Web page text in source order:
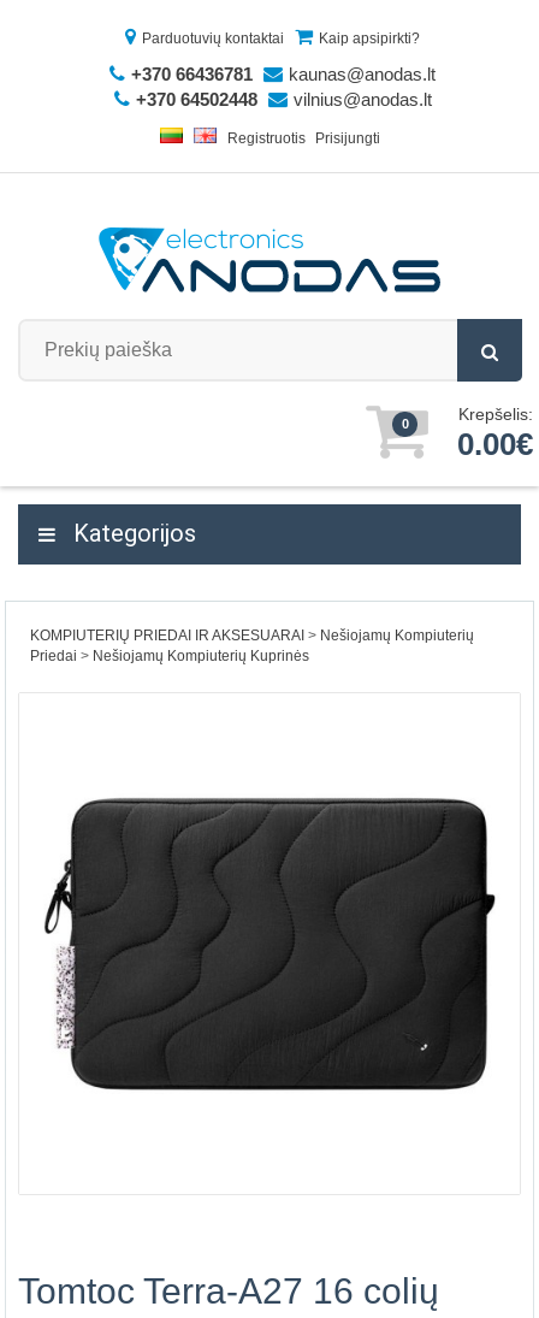
Parduotuvių kontaktai Kaip apsipirkti?
+370 66436781
kaunas@anodas.lt
+370 64502448
vilnius@anodas.lt
Registruotis Prisijungti
0 Krepšelis:
0.00€
Kategorijos
KOMPIUTERIŲ PRIEDAI IR AKSESUARAI
Nešiojamų Kompiuterių
Priedai
Nešiojamų Kompiuterių Kuprinės
Tomtoc Terra-A27 16 colių